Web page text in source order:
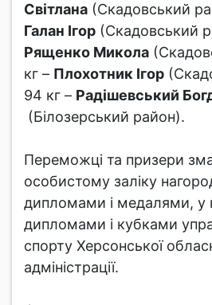
Світлана (Скадовський
Галан Ігор (Скадовський
Рященко Микола
кг – Плохотник Ігор
94 кг – Радішевський
(Білозерський район).
Переможці та призери
особистому заліку
дипломами і медалями, у
дипломами і кубками
спорту Херсонської
адміністрації.